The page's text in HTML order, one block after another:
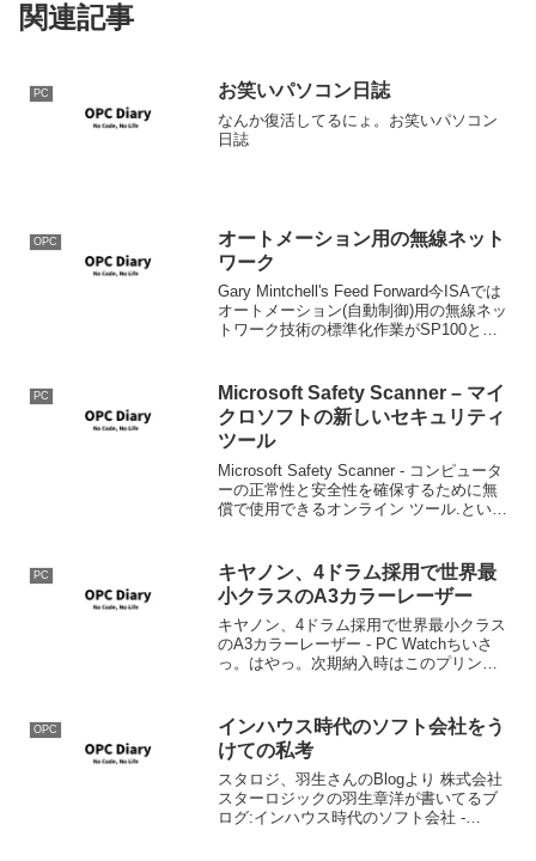
関連記事
PC お笑いパソコン日誌
なんか復活してるにょ。お笑いパソコン
日誌
OPC
オートメーション用の無線ネット
ワーク
Gary Mintchell's Feed Forward今ISAでは
オートメーション(自動制御)用の無線ネッ
トワーク技術の標準化作業がSP100とい
だ。...
PC
Microsoft Safety Scanner – マイ
クロソフトの新しいセキュリティ
ツール
Microsoft Safety Scanner - コンピュータ
ーの正常性と安全性を確保するために無
償で使用できるオンライン ツール.という
ン・駆除のツールです。多くの...
PC
キヤノン、4ドラム採用で世界最
小クラスのA3カラーレーザー
キヤノン、4ドラム採用で世界最小クラス
のA3カラーレーザー - PC Watchちいさ
っ。はやっ。次期納入時はこのプリンタ
OPC
インハウス時代のソフト会社をう
けての私考
スタロジ、羽生さんのBlogより 株式会社
スターロジックの羽生章洋が書いてるブ
ログ:インハウス時代のソフト会社 -